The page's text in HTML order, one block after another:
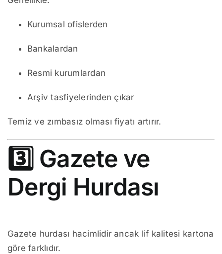
Kurumsal ofislerden
Bankalardan
Resmi kurumlardan
Arşiv tasfiyelerinden çıkar
Temiz ve zımbasız olması fiyatı artırır.
3️⃣ Gazete ve
Dergi Hurdası
Gazete hurdası hacimlidir ancak lif kalitesi kartona
göre farklıdır.